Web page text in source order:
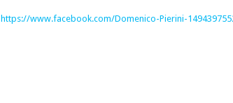
https://www.facebook.com/Domenico-Pierini-